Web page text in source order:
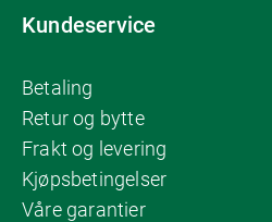
Kundeservice
Betaling
Retur og bytte
Frakt og levering
Kjøpsbetingelser
Våre garantier